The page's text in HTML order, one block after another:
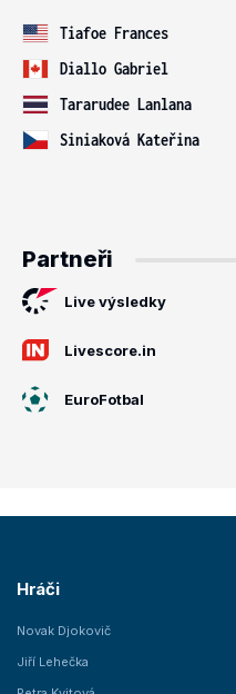
Tiafoe Frances
Diallo Gabriel
Tararudee Lanlana
Siniaková Kateřina
Partneři
Live výsledky
Livescore.in
EuroFotbal
Hráči
Novak Djokovič
Jiří Lehečka